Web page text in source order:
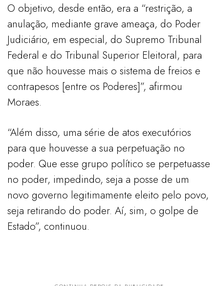
O objetivo, desde então, era a “restrição, a
anulação, mediante grave ameaça, do Poder
Judiciário, em especial, do Supremo Tribunal
Federal e do Tribunal Superior Eleitoral, para
que não houvesse mais o sistema de freios e
contrapesos [entre os Poderes]”, afirmou
Moraes.
“Além disso, uma série de atos executórios
para que houvesse a sua perpetuação no
poder. Que esse grupo político se perpetuasse
no poder, impedindo, seja a posse de um
novo governo legitimamente eleito pelo povo,
seja retirando do poder. Aí, sim, o golpe de
Estado”, continuou.